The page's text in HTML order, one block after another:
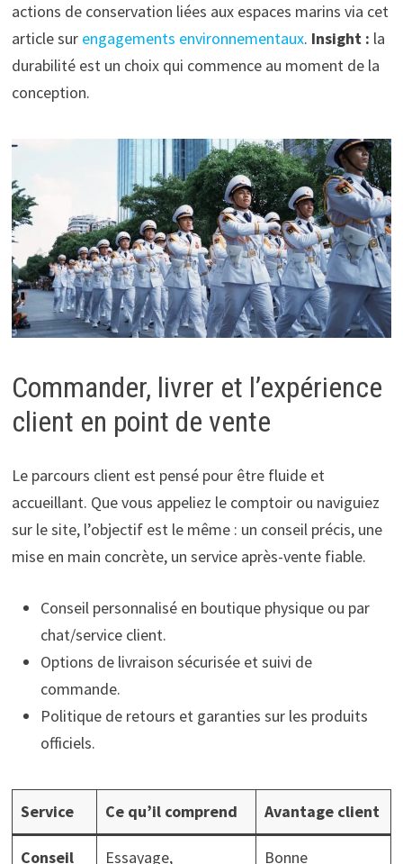
actions de conservation liées aux espaces marins via cet
article sur engagements environnementaux. Insight : la
durabilité est un choix qui commence au moment de la
conception.
Commander, livrer et l’expérience
client en point de vente
Le parcours client est pensé pour être fluide et
accueillant. Que vous appeliez le comptoir ou naviguiez
sur le site, l’objectif est le même : un conseil précis, une
mise en main concrète, un service après-vente fiable.
Conseil personnalisé en boutique physique ou par
chat/service client.
Options de livraison sécurisée et suivi de
commande.
Politique de retours et garanties sur les produits
officiels.
Service Ce qu’il comprend Avantage client
Conseil Essayage, Bonne